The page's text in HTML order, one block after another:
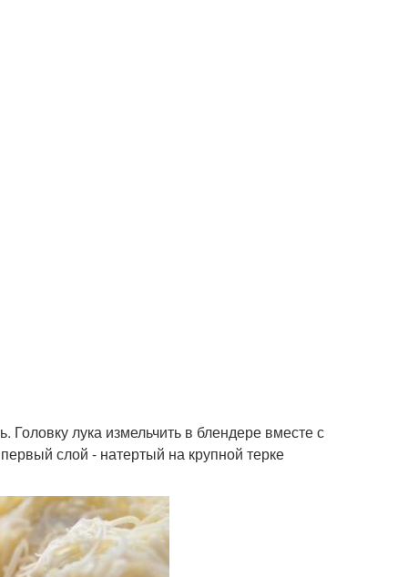
Головку лука измельчить в блендере вместе с
слой - натертый на крупной терке